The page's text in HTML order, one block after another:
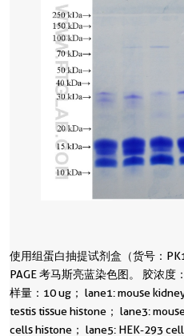
使用组蛋白抽提试剂盒（货号：
PAGE 考马斯亮蓝染色图。 胶浓度
样量：10 ug； lane1: mouse
testis tissue histone； lane3:
cells histone； lane5: HEK-293